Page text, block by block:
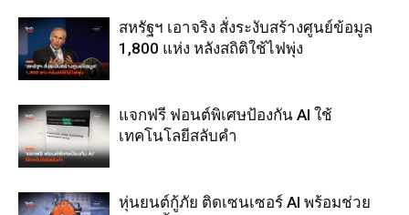
สหรัฐฯ เอาจริง สั่งระงับสร้างศูนย์ข้อมูล
1,800 แห่ง หลังสถิติใช้ไฟพุ่ง
แจกฟรี ฟอนต์พิเศษป้องกัน AI ใช้
เทคโนโลยีสลับคำ
หุ่นยนต์กู้ภัย ติดเซนเซอร์ AI พร้อมช่วย